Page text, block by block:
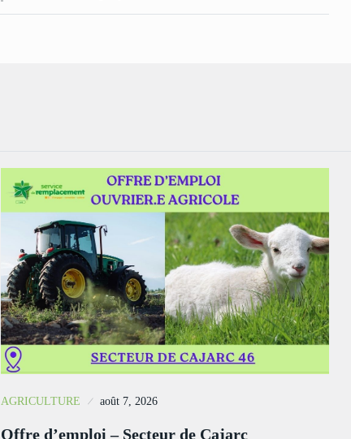
AGRICULTURE août 7, 2026
Offre d’emploi – Secteur de Cajarc